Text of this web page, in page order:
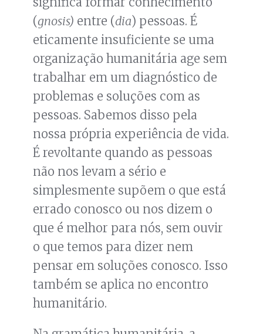
(gnosis) entre (dia) pessoas. É
eticamente insuficiente se uma
organização humanitária age sem
trabalhar em um diagnóstico de
problemas e soluções com as
pessoas. Sabemos disso pela
nossa própria experiência de vida.
É revoltante quando as pessoas
não nos levam a sério e
simplesmente supõem o que está
errado conosco ou nos dizem o
que é melhor para nós, sem ouvir
o que temos para dizer nem
pensar em soluções conosco. Isso
também se aplica no encontro
humanitário.